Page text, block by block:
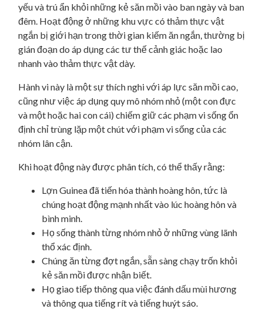
yếu và trú ẩn khỏi những kẻ săn mồi vào ban ngày và ban
đêm. Hoạt động ở những khu vực có thảm thực vật
ngắn bị giới hạn trong thời gian kiếm ăn ngắn, thường bị
gián đoạn do áp dụng các tư thế cảnh giác hoặc lao
nhanh vào thảm thực vật dày.
Hành vi này là một sự thích nghi với áp lực săn mồi cao,
cũng như việc áp dụng quy mô nhóm nhỏ (một con đực
và một hoặc hai con cái) chiếm giữ các phạm vi sống ổn
định chỉ trùng lặp một chút với phạm vi sống của các
nhóm lân cận.
Khi hoạt động này được phân tích, có thể thấy rằng:
Lợn Guinea đã tiến hóa thành hoàng hôn, tức là
chúng hoạt động mạnh nhất vào lúc hoàng hôn và
bình minh.
Họ sống thành từng nhóm nhỏ ở những vùng lãnh
thổ xác định.
Chúng ăn từng đợt ngắn, sẵn sàng chạy trốn khỏi
kẻ săn mồi được nhận biết.
Họ giao tiếp thông qua việc đánh dấu mùi hương
và thông qua tiếng rít và tiếng huýt sáo.